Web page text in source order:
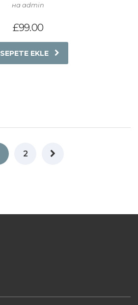
на admin
£99.00
SEPETE EKLE
2